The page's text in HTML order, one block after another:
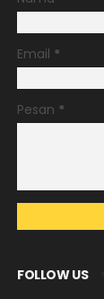
Email *
Pesan *
FOLLOW US